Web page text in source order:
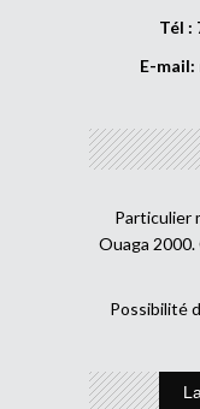
Tél :
E-mail:
Particulier
Ouaga
Possibilité